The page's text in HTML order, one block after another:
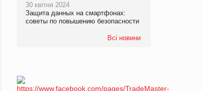
30 квітня 2024
Защита данных на смартфонах:
советы по повышению безопасности
Всі новини